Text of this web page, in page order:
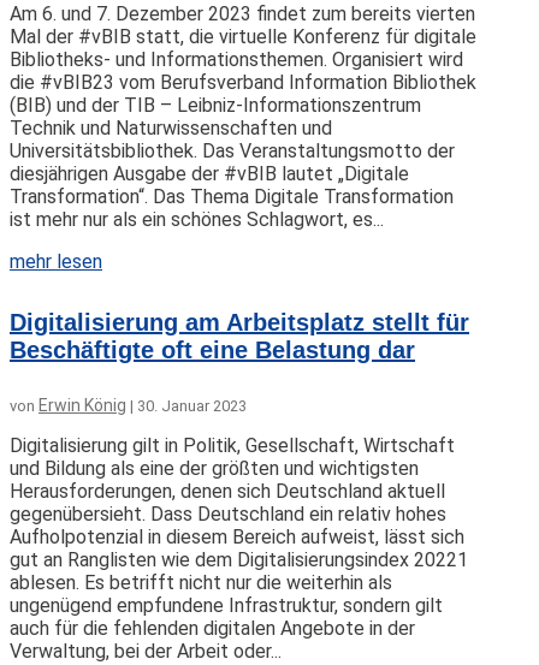
Am 6. und 7. Dezember 2023 findet zum bereits vierten
Mal der #vBIB statt, die virtuelle Konferenz für digitale
Bibliotheks- und Informationsthemen. Organisiert wird
die #vBIB23 vom Berufsverband Information Bibliothek
(BIB) und der TIB – Leibniz-Informationszentrum
Technik und Naturwissenschaften und
Universitätsbibliothek. Das Veranstaltungsmotto der
diesjährigen Ausgabe der #vBIB lautet „Digitale
Transformation“. Das Thema Digitale Transformation
ist mehr nur als ein schönes Schlagwort, es...
mehr lesen
Digitalisierung am Arbeitsplatz stellt für
Beschäftigte oft eine Belastung dar
von Erwin König | 30. Januar 2023
Digitalisierung gilt in Politik, Gesellschaft, Wirtschaft
und Bildung als eine der größten und wichtigsten
Herausforderungen, denen sich Deutschland aktuell
gegenübersieht. Dass Deutschland ein relativ hohes
Aufholpotenzial in diesem Bereich aufweist, lässt sich
gut an Ranglisten wie dem Digitalisierungsindex 20221
ablesen. Es betrifft nicht nur die weiterhin als
ungenügend empfundene Infrastruktur, sondern gilt
auch für die fehlenden digitalen Angebote in der
Verwaltung, bei der Arbeit oder...